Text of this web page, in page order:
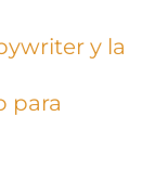
y la
para